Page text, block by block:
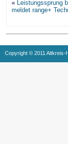
« Leistungssprung
meldet range+
Copyright © 2011 Altkreis-